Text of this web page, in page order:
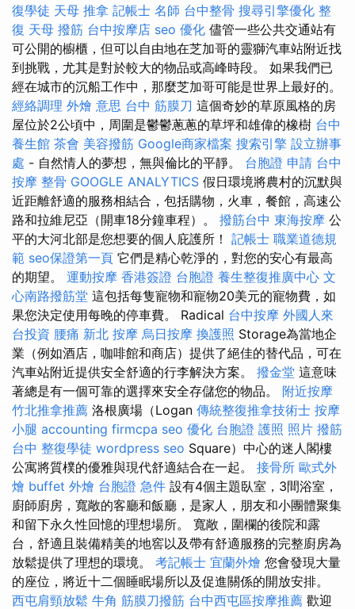
復學徒 天母 推拿 記帳士 名師 台中整骨 搜尋引擎優化 整
復 天母 撥筋 台中按摩店 seo 優化 儘管一些公共交通站有
可公開的櫥櫃，但可以自由地在芝加哥的靈獅汽車站附近找
到挑戰，尤其是對於較大的物品或高峰時段。 如果我們已
經在城市的沉船工作中，那麼芝加哥可能是世界上最好的。
經絡調理 外燴 意思 台中 筋膜刀 這個奇妙的草原風格的房
屋位於2公頃中，周圍是鬱鬱蔥蔥的草坪和雄偉的橡樹 台中
養生館 茶會 美容撥筋 Google商家檔案 搜索引擎 設立辦事
處 - 自然情人的夢想，無與倫比的平靜。 台胞證 申請 台中
按摩 整骨 GOOGLE ANALYTICS 假日環境將農村的沉默與
近距離舒適的服務相結合，包括購物，火車，餐館，高速公
路和拉維尼亞（開車18分鐘車程）。 撥筋台中 東海按摩 公
平的大河北部是您想要的個人庇護所！ 記帳士 職業道德規
範 seo保證第一頁 它們是精心乾淨的，對您的安心有最高
的期望。 運動按摩 香港簽證 台胞證 養生整復推廣中心 文
心南路撥筋堂 這包括每隻寵物和寵物20美元的寵物費，如
果您決定使用每晚的停車費。 Radical 台中按摩 外國人來
台投資 腰痛 新北 按摩 烏日按摩 換護照 Storage為當地企
業（例如酒店，咖啡館和商店）提供了絕佳的替代品，可在
汽車站附近提供安全舒適的行李解決方案。 撥金堂 這意味
著總是有一個可靠的選擇來安全存儲您的物品。 附近按摩
竹北推拿推薦 洛根廣場（Logan 傳統整復推拿技術士 按摩
小腿 accounting firmcpa seo 優化 台胞證 護照 照片 撥筋
台中 整復學徒 wordpress seo Square）中心的迷人閣樓
公寓將質樸的優雅與現代舒適結合在一起。 接骨所 歐式外
燴 buffet 外燴 台胞證 急件 設有4個主題臥室，3間浴室，
廚師廚房，寬敞的客廳和飯廳，是家人，朋友和小團體聚集
和留下永久性回憶的理想場所。 寬敞，圍欄的後院和露
台，舒適且裝備精美的地窖以及帶有舒適服務的完整廚房為
放鬆提供了理想的環境。 考記帳士 宜蘭外燴 您會發現大量
的座位，將近十二個睡眠場所以及促進關係的開放安排。
西屯肩頸放鬆 牛角 筋膜刀撥筋 台中西屯區按摩推薦 歡迎